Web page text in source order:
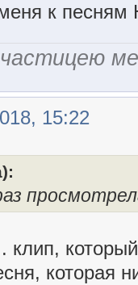
к песням
15:22
клип,
которая